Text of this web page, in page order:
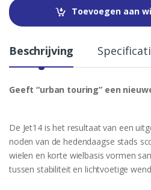
t
i
Toevoegen aan
Beschrijving
Geeft “urban touring” een
De Jet14 is het resultaat van een
noden van de hedendaagse stads
wielen en korte wielbasis vormen
tussen stabiliteit en lichtvoetige